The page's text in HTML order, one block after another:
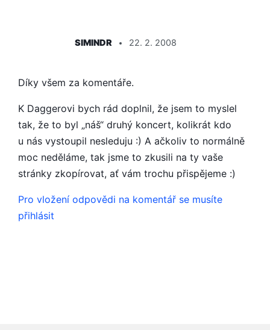
SIMINDR
22. 2. 2008
Díky všem za komentáře.
K Daggerovi bych rád doplnil, že jsem to myslel
tak, že to byl „náš“ druhý koncert, kolikrát kdo
u nás vystoupil nesleduju :) A ačkoliv to normálně
moc neděláme, tak jsme to zkusili na ty vaše
stránky zkopírovat, ať vám trochu přispějeme :)
Pro vložení odpovědi na komentář se musíte
přihlásit